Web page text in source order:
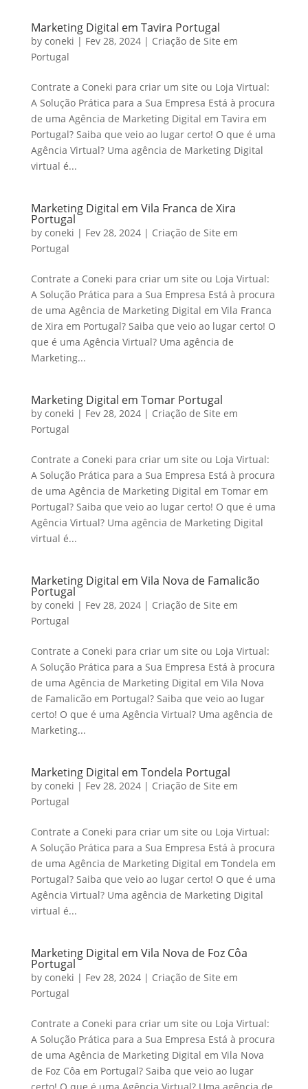
Marketing Digital em Tavira Portugal
by coneki | Fev 28, 2024| Criação de Site em
Portugal
Contrate a Coneki para criar um site ou Loja Virtual:
A Solução Prática para a Sua Empresa Está à procura
de uma Agência de Marketing Digital em Tavira em
Portugal? Saiba que veio ao lugar certo! O que é uma
Agência Virtual? Uma agência de Marketing Digital
virtual é...
Marketing Digital em Vila Franca de Xira
Portugal
by coneki | Fev 28, 2024| Criação de Site em
Portugal
Contrate a Coneki para criar um site ou Loja Virtual:
A Solução Prática para a Sua Empresa Está à procura
de uma Agência de Marketing Digital em Vila Franca
de Xira em Portugal? Saiba que veio ao lugar certo! O
que é uma Agência Virtual? Uma agência de
Marketing...
Marketing Digital em Tomar Portugal
by coneki | Fev 28, 2024| Criação de Site em
Portugal
Contrate a Coneki para criar um site ou Loja Virtual:
A Solução Prática para a Sua Empresa Está à procura
de uma Agência de Marketing Digital em Tomar em
Portugal? Saiba que veio ao lugar certo! O que é uma
Agência Virtual? Uma agência de Marketing Digital
virtual é...
Marketing Digital em Vila Nova de Famalicão
Portugal
by coneki | Fev 28, 2024| Criação de Site em
Portugal
Contrate a Coneki para criar um site ou Loja Virtual:
A Solução Prática para a Sua Empresa Está à procura
de uma Agência de Marketing Digital em Vila Nova
de Famalicão em Portugal? Saiba que veio ao lugar
certo! O que é uma Agência Virtual? Uma agência de
Marketing...
Marketing Digital em Tondela Portugal
by coneki | Fev 28, 2024| Criação de Site em
Portugal
Contrate a Coneki para criar um site ou Loja Virtual:
A Solução Prática para a Sua Empresa Está à procura
de uma Agência de Marketing Digital em Tondela em
Portugal? Saiba que veio ao lugar certo! O que é uma
Agência Virtual? Uma agência de Marketing Digital
virtual é...
Marketing Digital em Vila Nova de Foz Côa
Portugal
by coneki | Fev 28, 2024| Criação de Site em
Portugal
Contrate a Coneki para criar um site ou Loja Virtual:
A Solução Prática para a Sua Empresa Está à procura
de uma Agência de Marketing Digital em Vila Nova
de Foz Côa em Portugal? Saiba que veio ao lugar